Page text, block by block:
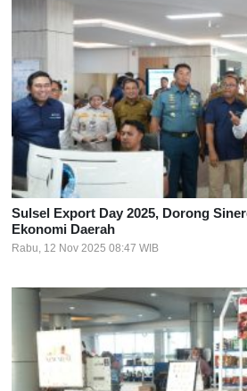
Sulsel Export Day 2025, Dorong
Ekonomi Daerah
Rabu, 12 Nov 2025 08:47 WIB